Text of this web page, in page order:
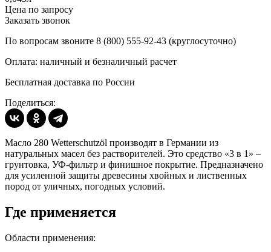
Цена по запросу
Заказать звонок
По вопросам звоните 8 (800) 555-92-43 (круглосуточно)
Оплата: наличный и безналичный расчет
Бесплатная доставка по России
Поделиться:
Масло 280 Wetterschutzöl производят в Германии из
натуральных масел без растворителей. Это средство «3 в 1» –
грунтовка, УФ-фильтр и финишное покрытие. Предназначено
для усиленной защиты древесины хвойных и лиственных
пород от уличных, погодных условий.
Где применяется
Области применения: